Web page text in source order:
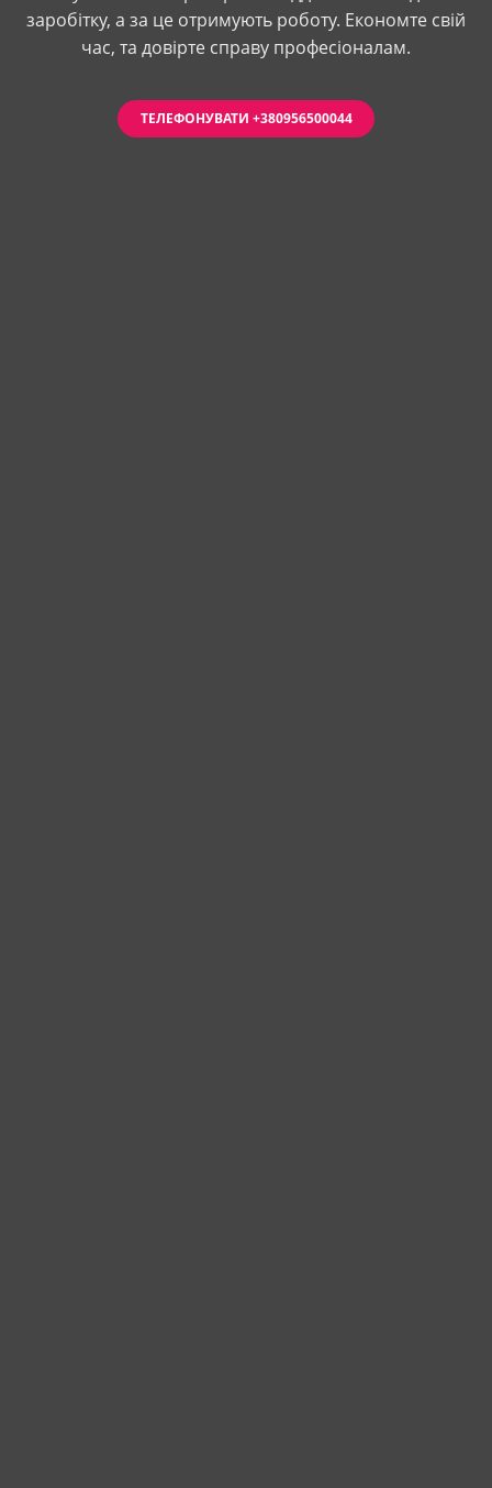
заробітку, а за це отримують роботу. Економте свій
час, та довірте справу професіоналам.
ТЕЛЕФОНУВАТИ +380956500044